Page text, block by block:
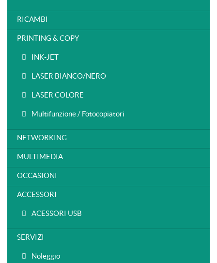
RICAMBI
PRINTING & COPY
INK-JET
LASER BIANCO/NERO
LASER COLORE
Multifunzione / Fotocopiatori
NETWORKING
MULTIMEDIA
OCCASIONI
ACCESSORI
ACESSORI USB
SERVIZI
Noleggio